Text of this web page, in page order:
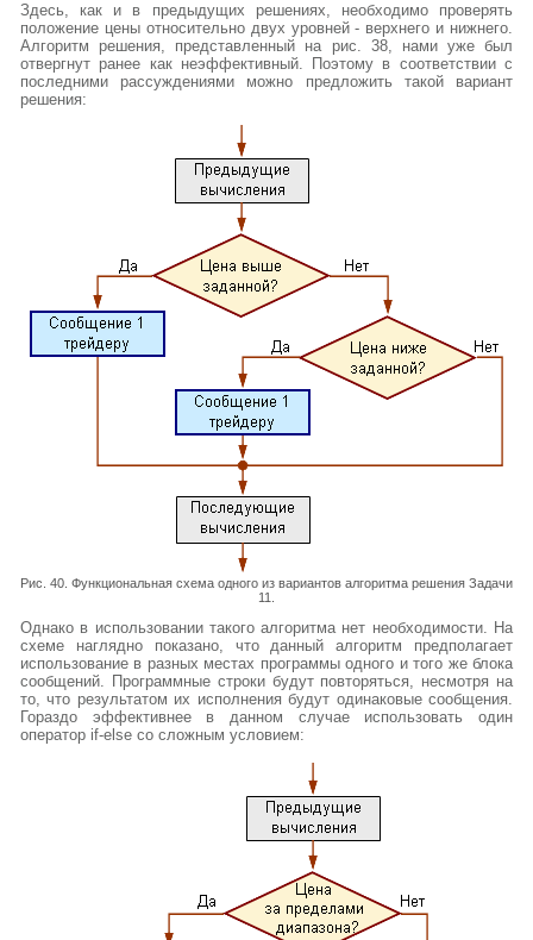
Здесь, как и в предыдущих решениях, необходимо проверять
положение цены относительно двух уровней - верхнего и нижнего.
Алгоритм решения, представленный на рис. 38, нами уже был
отвергнут ранее как неэффективный. Поэтому в соответствии с
последними рассуждениями можно предложить такой вариант
решения:
Рис. 40. Функциональная схема одного из вариантов алгоритма решения Задачи
11.
Однако в использовании такого алгоритма нет необходимости. На
схеме наглядно показано, что данный алгоритм предполагает
использование в разных местах программы одного и того же блока
сообщений. Программные строки будут повторяться, несмотря на
то, что результатом их исполнения будут одинаковые сообщения.
Гораздо эффективнее в данном случае использовать один
оператор if-else со сложным условием: